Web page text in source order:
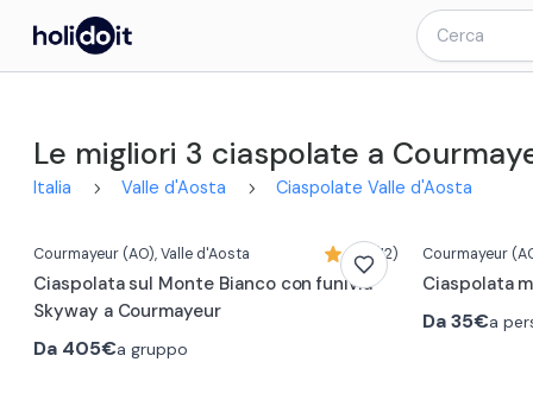
Le migliori 3 ciaspolate a
Italia Valle d'Aosta Ciaspolate Valle d'Aosta
Courmayeur (AO), Valle d'Aosta 5,0 (12)
Ciaspolata sul Monte Bianco con funivia
Skyway a Courmayeur
Da 405€a gruppo
Courmayeur
Ciaspolata
Da35€a